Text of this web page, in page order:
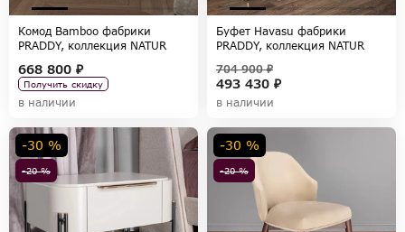
Комод Bamboo фабрики
PRADDY, коллекция NATUR
668 800 ₽
Получить скидку
в наличии
Буфет Havasu фабрики
PRADDY, коллекция NATUR
493 430 ₽
704 900 ₽
в наличии
-20 %
-30 %
-20 %
-30 %